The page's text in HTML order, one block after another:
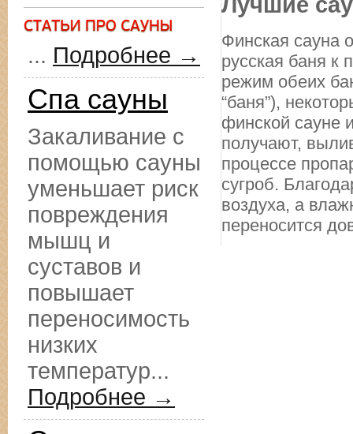
Финская сауна
русская баня к
режим обеих
“баня”),
финской сауне
получают,
процессе
сугроб.
воздуха, а
переносится
... Подробнее →
Спа сауны
Закаливание с
помощью сауны
уменьшает риск
повреждения
мышц и
суставов и
повышает
переносимость
низких
температур...
Подробнее →